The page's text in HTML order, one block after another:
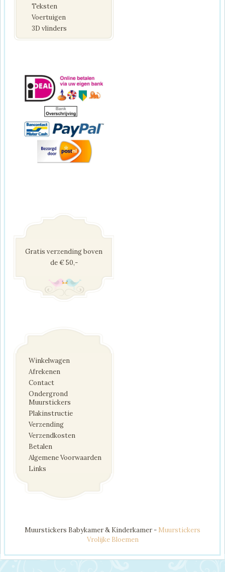
Teksten
Voertuigen
3D vlinders
Gratis verzending boven
de € 50,-
Winkelwagen
Afrekenen
Contact
Ondergrond
Muurstickers
Plakinstructie
Verzending
Verzendkosten
Betalen
Algemene Voorwaarden
Links
Muurstickers Babykamer & Kinderkamer - Muurstickers
Vrolijke Bloemen